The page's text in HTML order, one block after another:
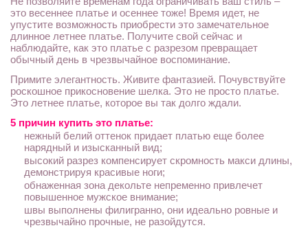
это весеннее платье и осеннее тоже! Время идет, не
упустите возможность приобрести это замечательное
длинное летнее платье. Получите свой сейчас и
наблюдайте, как это платье с разрезом превращает
обычный день в чрезвычайное воспоминание.
Примите элегантность. Живите фантазией. Почувствуйте
роскошное прикосновение шелка. Это не просто платье.
Это летнее платье, которое вы так долго ждали.
5 причин купить это платье:
нежный белий оттенок придает платью еще более
нарядный и изысканный вид;
высокий разрез компенсирует скромность макси длины,
демонстрируя красивые ноги;
обнаженная зона декольте непременно привлечет
повышенное мужское внимание;
швы выполнены филигранно, они идеально ровные и
чрезвычайно прочные, не разойдутся.